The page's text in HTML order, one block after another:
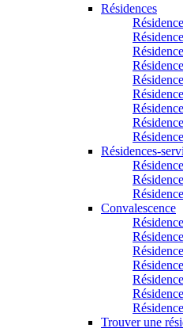
Résidences
Résidences-
Convalescence
Trouver une